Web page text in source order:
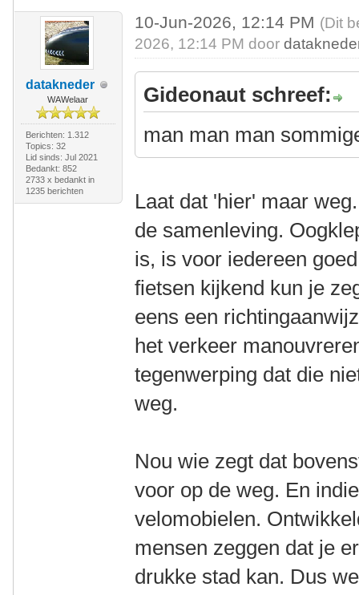
datakneder
WAWelaar
Berichten: 1.312
Topics: 32
Lid sinds: Jul 2021
Bedankt: 852
2733 x bedankt in
1235 berichten
10-Jun-2026, 12:14 PM (Dit
2026, 12:14 PM door
Gideonaut schreef:
man man man
Laat dat 'hier' maar
de samenleving.
is, is voor iedereen
fietsen kijkend kun je
eens een
het verkeer
tegenwerping dat die
weg.
Nou wie zegt dat
voor op de weg. En
velomobielen.
mensen zeggen dat je
drukke stad kan. Dus